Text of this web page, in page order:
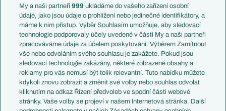
Témata
Představení týmů MS
EuroSkauting
PL v kostce
Evropské koeficienty
Přestupy
Přestupové spekulace
Zranění
Kluby
Francie
Itálie
Německo
Španělsko
Argentina
Brazílie
Přestupy
Zápasy
Livescore
Tipovací soutěž
My a naši partneři999 ukládáme do vašeho zařízení osobní
údaje, jako jsou údaje o prohlížení nebo jedinečné identifikátory, a
máme k nim přístup. Výběr Souhlasím umožňuje, aby sledovací
technologie podporovaly účely uvedené v části My a naši partneři
zpracováváme údaje za účelem poskytování. Výběrem Zamítnout
vše nebo odvoláním svého souhlasu je zakážete. Pokud jsou
sledovací technologie zakázány, některé zobrazené obsahy a
reklamy pro vás nemusí být tolik relevantní. Tuto nabídku můžete
kdykoli znovu zobrazit a změnit své volby nebo souhlas odvolat
kliknutím na odkaz Řízení předvoleb ve spodní části webové
stránky. Vaše volby se projeví v našem Internetová stránka. Další